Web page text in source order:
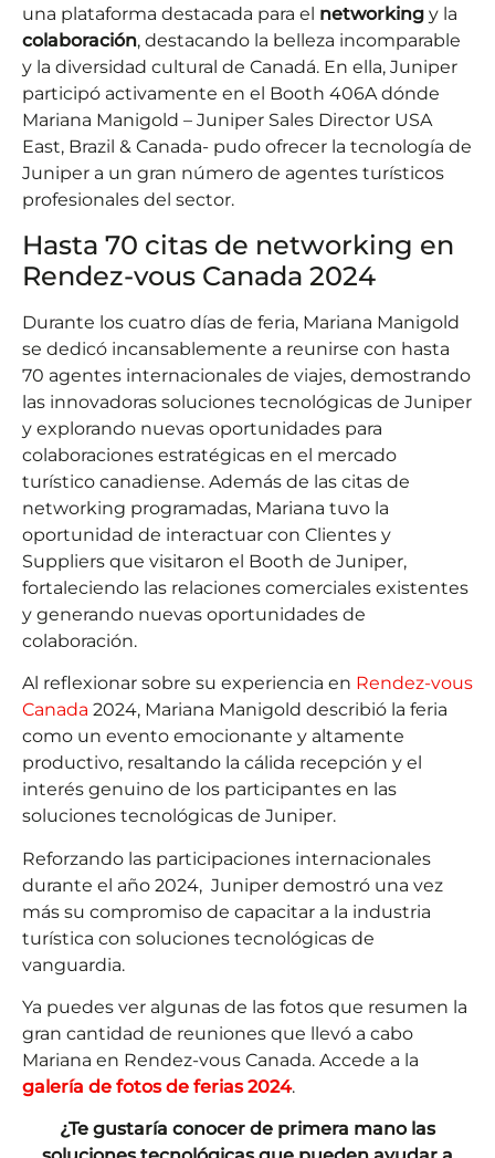
una plataforma destacada para el networking y la
colaboración, destacando la belleza incomparable
y la diversidad cultural de Canadá. En ella, Juniper
participó activamente en el Booth 406A dónde
Mariana Manigold – Juniper Sales Director USA
East, Brazil & Canada- pudo ofrecer la tecnología de
Juniper a un gran número de agentes turísticos
profesionales del sector.
Hasta 70 citas de networking en
Rendez-vous Canada 2024
Durante los cuatro días de feria, Mariana Manigold
se dedicó incansablemente a reunirse con hasta
70 agentes internacionales de viajes, demostrando
las innovadoras soluciones tecnológicas de Juniper
y explorando nuevas oportunidades para
colaboraciones estratégicas en el mercado
turístico canadiense. Además de las citas de
networking programadas, Mariana tuvo la
oportunidad de interactuar con Clientes y
Suppliers que visitaron el Booth de Juniper,
fortaleciendo las relaciones comerciales existentes
y generando nuevas oportunidades de
colaboración.
Al reflexionar sobre su experiencia en Rendez-vous
Canada 2024, Mariana Manigold describió la feria
como un evento emocionante y altamente
productivo, resaltando la cálida recepción y el
interés genuino de los participantes en las
soluciones tecnológicas de Juniper.
Reforzando las participaciones internacionales
durante el año 2024, Juniper demostró una vez
más su compromiso de capacitar a la industria
turística con soluciones tecnológicas de
vanguardia.
Ya puedes ver algunas de las fotos que resumen la
gran cantidad de reuniones que llevó a cabo
Mariana en Rendez-vous Canada. Accede a la
galería de fotos de ferias 2024.
¿Te gustaría conocer de primera mano las